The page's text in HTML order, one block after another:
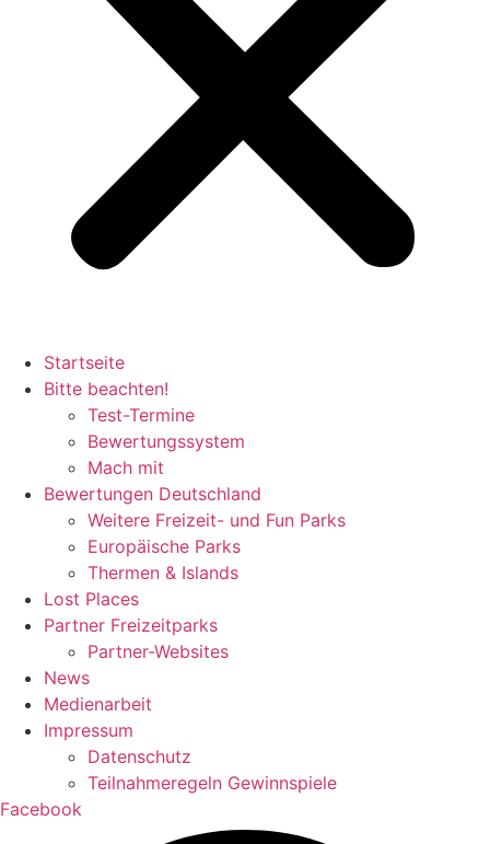
Startseite
Bitte beachten!
Test-Termine
Bewertungssystem
Mach mit
Bewertungen Deutschland
Weitere Freizeit- und Fun Parks
Europäische Parks
Thermen & Islands
Lost Places
Partner Freizeitparks
Partner-Websites
News
Medienarbeit
Impressum
Datenschutz
Teilnahmeregeln Gewinnspiele
Facebook